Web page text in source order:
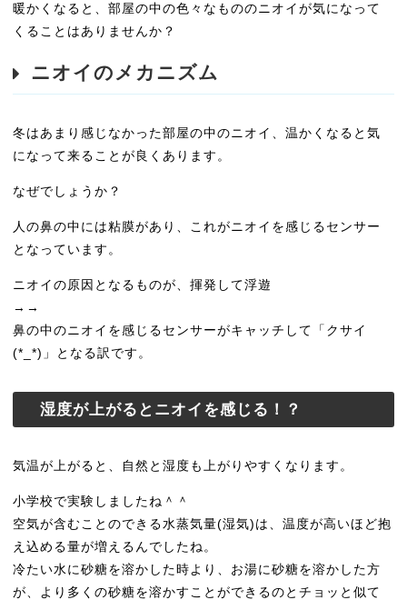
暖かくなると、部屋の中の色々なもののニオイが気になって
くることはありませんか？
ニオイのメカニズム
冬はあまり感じなかった部屋の中のニオイ、温かくなると気
になって来ることが良くあります。
なぜでしょうか？
人の鼻の中には粘膜があり、これがニオイを感じるセンサー
となっています。
ニオイの原因となるものが、揮発して浮遊
→→
鼻の中のニオイを感じるセンサーがキャッチして「クサイ
(*_*)」となる訳です。
湿度が上がるとニオイを感じる！？
気温が上がると、自然と湿度も上がりやすくなります。
小学校で実験しましたね＾＾
空気が含むことのできる水蒸気量(湿気)は、温度が高いほど抱
え込める量が増えるんでしたね。
冷たい水に砂糖を溶かした時より、お湯に砂糖を溶かした方
が、より多くの砂糖を溶かすことができるのとチョッと似て